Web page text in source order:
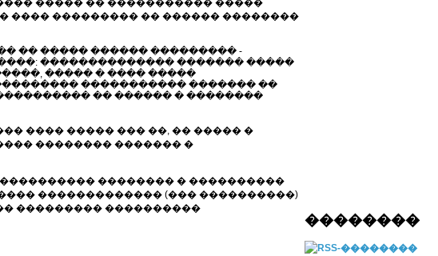
����� �� ����������� �����
���� ��������� �� ������ ��������
�� ����� ������ ��������� -
�������������� ������� �����
����� � ���� �����
����������� ������� ��
�� ������ � ��������
���� ����� ��� ��, �� ����� �
�������� ������� �
�������� � ����������
������������� (��� ����������)
��������� ����������
��������